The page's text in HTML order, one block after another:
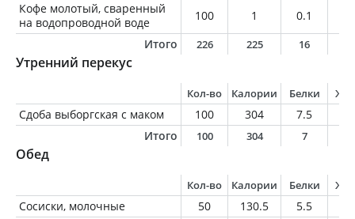
Кофе молотый, сваренный
на водопроводной воде
100 1 0.1
Итого
226 225 16
Утренний перекус
Кол-во Калории Белки
Сдоба выборгская с маком 100 304 7.5
Итого
100 304 7
Обед
Кол-во Калории Белки
Сосиски, молочные 50 130.5 5.5